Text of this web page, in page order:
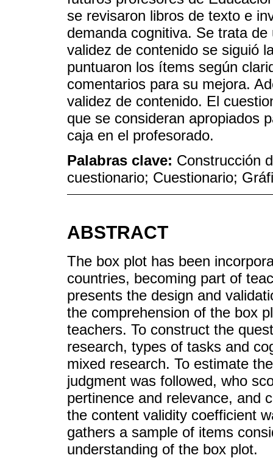
se revisaron libros de texto e
demanda cognitiva. Se trata
validez de contenido se siguió
puntuaron los ítems según
comentarios para su mejora.
validez de contenido. El
que se consideran apropiados
caja en el profesorado.
Palabras clave: Construcción
cuestionario; Cuestionario;
ABSTRACT
The box plot has been
countries, becoming part of
presents the design and
the comprehension of the box
teachers. To construct the
research, types of tasks and
mixed research. To estimate
judgment was followed, who
pertinence and relevance, and
the content validity coefficient
gathers a sample of items
understanding of the box plot.